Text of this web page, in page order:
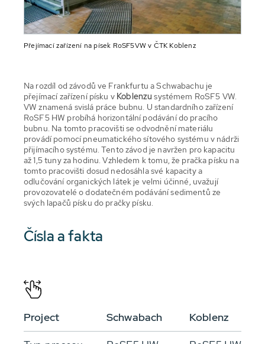
Přejímací zařízení na písek RoSF5VW v ČTK Koblenz
Na rozdíl od závodů ve Frankfurtu a Schwabachu je
přejímací zařízení písku v Koblenzusystémem RoSF5 VW.
VW znamená svislá práce bubnu. U standardního zařízení
RoSF5 HW probíhá horizontální podávání do pracího
bubnu. Na tomto pracovišti se odvodnění materiálu
provádí pomocí pneumatického sítového systému v nádrži
přijímacího systému. Tento závod je navržen pro kapacitu
až 1,5 tuny za hodinu. Vzhledem k tomu, že pračka písku na
tomto pracovišti dosud nedosáhla své kapacity a
odlučování organických látek je velmi účinné, uvažují
provozovatelé o dodatečném podávání sedimentů ze
svých lapačů písku do pračky písku.
Čísla a fakta
Project Schwabach Koblenz